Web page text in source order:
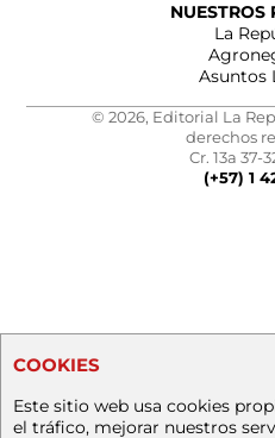
NUESTROS
La
Asuntos
© 2026, Editorial La
derechos
Cr. 13a 37-
(+57) 1
COOKIES
Este sitio web usa cookies
el tráfico, mejorar nuestros